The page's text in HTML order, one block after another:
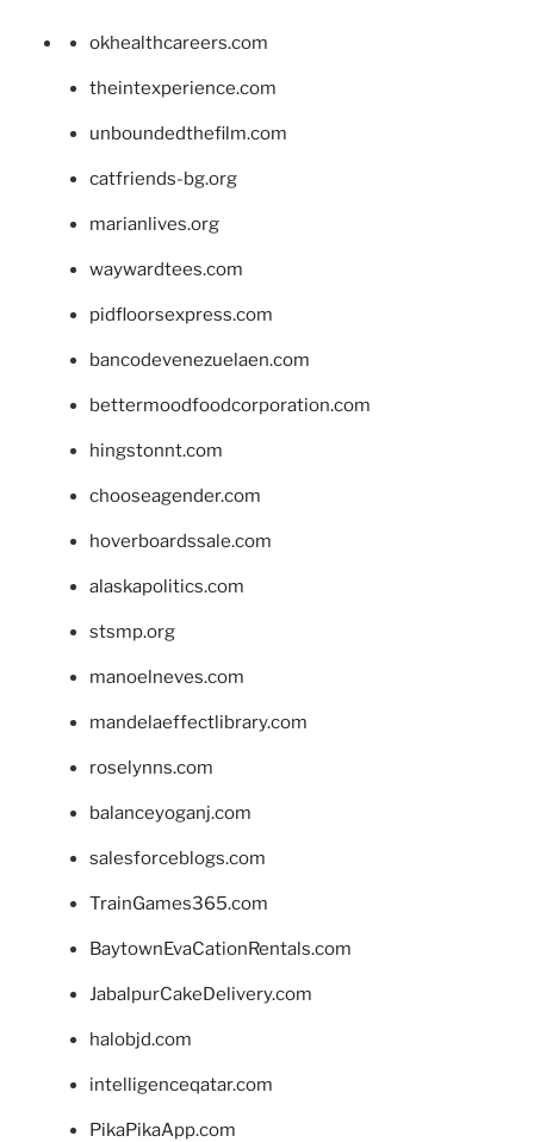
okhealthcareers.com
theintexperience.com
unboundedthefilm.com
catfriends-bg.org
marianlives.org
waywardtees.com
pidfloorsexpress.com
bancodevenezuelaen.com
bettermoodfoodcorporation.com
hingstonnt.com
chooseagender.com
hoverboardssale.com
alaskapolitics.com
stsmp.org
manoelneves.com
mandelaeffectlibrary.com
roselynns.com
balanceyoganj.com
salesforceblogs.com
TrainGames365.com
BaytownEvaCationRentals.com
JabalpurCakeDelivery.com
halobjd.com
intelligenceqatar.com
PikaPikaApp.com